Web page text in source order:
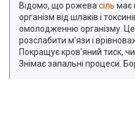
Відомо, що рожева сіль має
організм від шлаків і
омолодженню організму. Це
розслабити м'язи і
Покращує кров'яний тиск,
Знімає запальні процеси.